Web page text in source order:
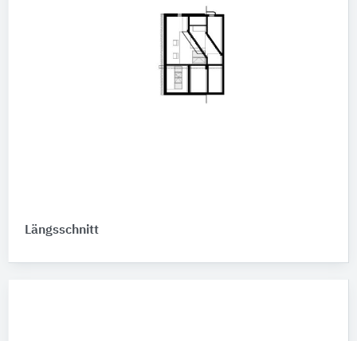
Längsschnitt